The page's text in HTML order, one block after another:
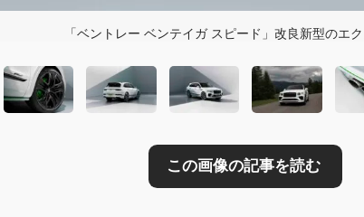
「ベントレー ベンテイガ スピード」改良新型のエク